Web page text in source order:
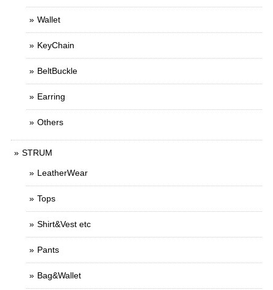
Wallet
KeyChain
BeltBuckle
Earring
Others
STRUM
LeatherWear
Tops
Shirt&Vest etc
Pants
Bag&Wallet